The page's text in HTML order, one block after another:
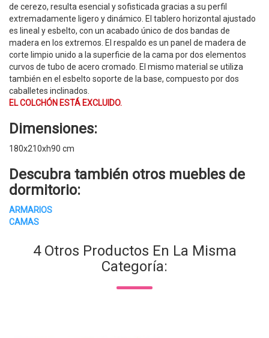
de cerezo, resulta esencial y sofisticada gracias a su perfil
extremadamente ligero y dinámico. El tablero horizontal ajustado
es lineal y esbelto, con un acabado único de dos bandas de
madera en los extremos. El respaldo es un panel de madera de
corte limpio unido a la superficie de la cama por dos elementos
curvos de tubo de acero cromado. El mismo material se utiliza
también en el esbelto soporte de la base, compuesto por dos
caballetes inclinados.
EL COLCHÓN ESTÁ EXCLUIDO.
Dimensiones:
180x210xh90 cm
Descubra también otros muebles de
dormitorio:
ARMARIOS
CAMAS
4 Otros Productos En La Misma
Categoría: